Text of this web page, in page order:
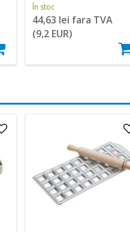
În stoc
44,63 lei fara TVA
(9,2 EUR)